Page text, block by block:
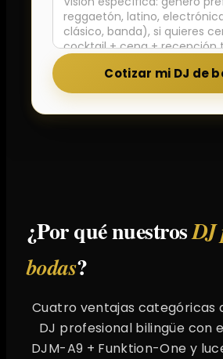
Cotizar mi DJ de
¿Por qué nuestrosDJ
bodas?
Cuatro ventajas categóricas
DJ profesional bilingüe con
DJM-A9 + Funktion-One y